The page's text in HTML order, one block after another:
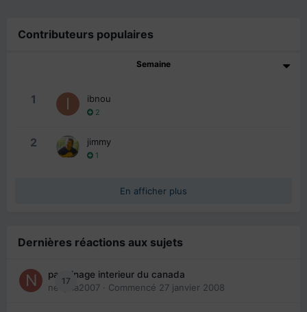
Contributeurs populaires
Semaine
1 ibnou
2
2 jimmy
1
En afficher plus
Dernières réactions aux sujets
17
parrainage interieur du canada
nedjma2007 · Commencé 27 janvier 2008